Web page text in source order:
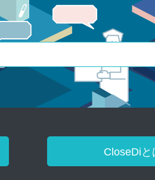
CloseDiと